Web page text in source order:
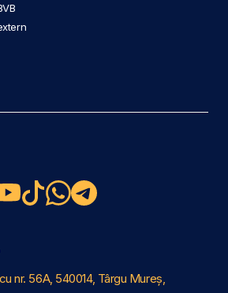
nr. 56A, 540014, Târgu Mureș,